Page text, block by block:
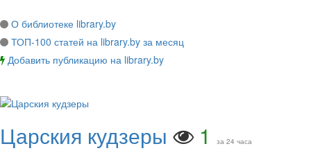
О библиотеке library.by
ТОП-100 статей на library.by за месяц
Добавить публикацию на library.by
Царския кудзеры 1 за 24 часа